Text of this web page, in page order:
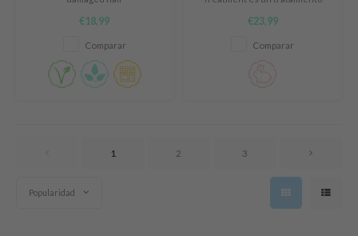
€18,99
Comparar
hialurónico y proteínas que
durante la noche.
€23,99
Comparar
1 2 3
Popularidad